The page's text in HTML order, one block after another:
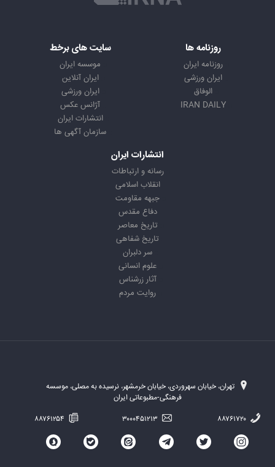
روزنامه ها
روزنامه ایران
ایران ورزشی
الوفاق
IRAN DAILY
سایت های برخط
موسسه ایران
ایران آنلاین
ایران ورزشی
آژانس عکس
انتشارات ایران
سازمان آگهی ها
انتشارات ایران
رسانه و ارتباطات
انقلاب اسلامی
جبهه مقاومت
دفاع مقدس
تاریخ معاصر
تاریخ شفاهی
سر دلبران
علوم انسانی
آثار زرشناس
روایت مردم
تهران، خیابان سهروردی، خیابان خرمشهر، نرسیده به مصلی، موسسه
فرهنگی-مطبوعاتی ایران